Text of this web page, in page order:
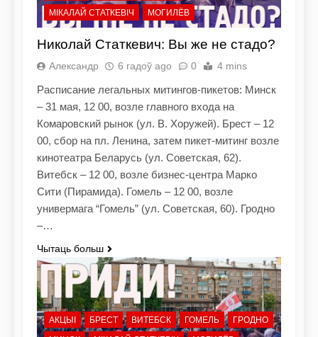
МІКАЛАЙ СТАТКЕВІЧ
МОГИЛЁВ
Николай Статкевич: Вы же не стадо?
Александр 6 гадоў ago 0 4 mins
Расписание легальных митингов-пикетов: Минск
– 31 мая, 12 00, возле главного входа на
Комаровский рынок (ул. В. Хоружей). Брест – 12
00, сбор на пл. Ленина, затем пикет-митинг возле
кинотеатра Беларусь (ул. Советская, 62).
Витебск – 12 00, возле бизнес-центра Марко
Сити (Пирамида). Гомель – 12 00, возле
универмага “Гомель” (ул. Советская, 60). Гродно
–…
Чытаць больш
АКЦЫІ БРЕСТ ВИТЕБСК ГОМЕЛЬ
ГРОДНО